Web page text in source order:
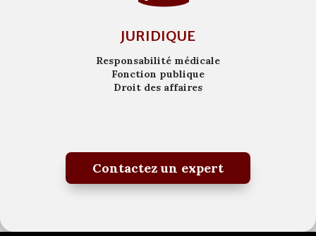
JURIDIQUE
Responsabilité médicale
Fonction publique
Droit des affaires
Contactez un expert